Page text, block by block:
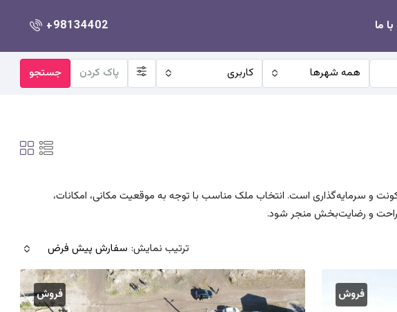
ما +98134402
همه شهرها کاربری پاک کردن جستجو
و سرمایه‌گذاری است. انتخاب ملک مناسب با توجه به موقعیت مکانی، امکانات،
راحت و رضایت‌بخش منجر شود.
ترتیب نمایش: سفارش پیش فرض
فروش فروش